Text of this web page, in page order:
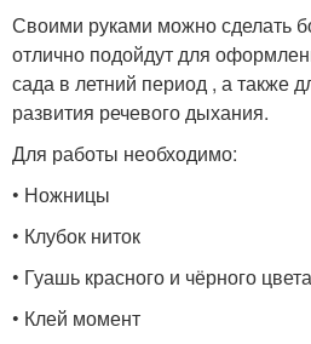
Своими руками можно сделать
отлично подойдут для
сада в летний период , а также
развития речевого дыхания.
Для работы необходимо:
• Ножницы
• Клубок ниток
• Гуашь красного и чёрного
• Клей момент